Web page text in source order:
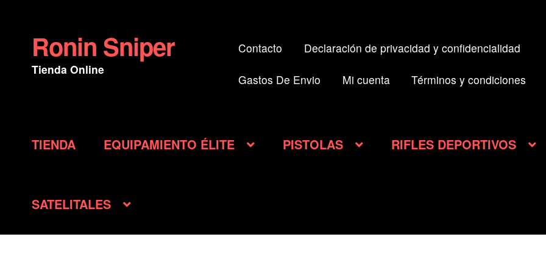
Ir
a
la
Ir
al
contenido
Ronin Sniper
Tienda Online
Contacto Declaración de privacidad y confidencialidad
Gastos De Envio Mi cuenta Términos y condiciones
TIENDA EQUIPAMIENTO ÉLITE PISTOLAS RIFLES DEPORTIVOS
SATELITALES